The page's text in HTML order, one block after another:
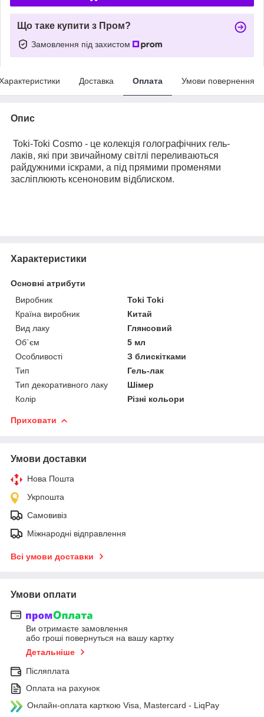
Що таке купити з Пром?
Замовлення під захистом
Доставка Оплата Умови повернення
Опис
Toki-Toki Cosmo - це колекція голографічних гель-
лаків, які при звичайному світлі переливаються
райдужними іскрами, а під прямими променями
засліплюють ксеноновим відблиском.
Характеристики
Основні атрибути
Виробник
Toki Toki
Країна виробник
Китай
Вид лаку
Глянсовий
Об`єм
5 мл
Особливості
З блискітками
Тип
Гель-лак
Тип декоративного лаку
Шімер
Колір
Різні кольори
Приховати
Умови доставки
Нова Пошта
Укрпошта
Самовивіз
Міжнародні відправлення
Всі умови доставки
Умови оплати
Ви отримаєте замовлення
або гроші повернуться на вашу картку
Детальніше
Післяплата
Оплата на рахунок
Онлайн-оплата карткою Visa, Mastercard - LiqPay